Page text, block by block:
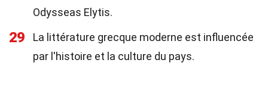
Odysseas Elytis.
29
La littérature grecque moderne est influencée
par l'histoire et la culture du pays.